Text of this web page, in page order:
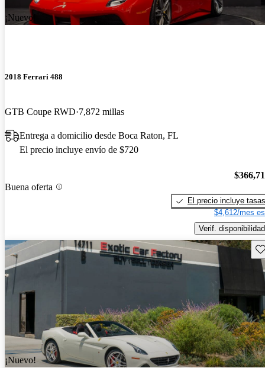
¡Nuevo!
2018 Ferrari 488
GTB Coupe RWD 7,872 millas
Entrega a domicilio desde Boca Raton, FL
El precio incluye envío de $720
Buena oferta
El precio incluye tasas
$4,612/mes
Verif. disponibilidad
¡Nuevo!